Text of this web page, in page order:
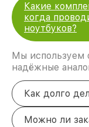
Какие
когда
ноутбуков?
Мы используем
надёжные
Как долго
Можно ли